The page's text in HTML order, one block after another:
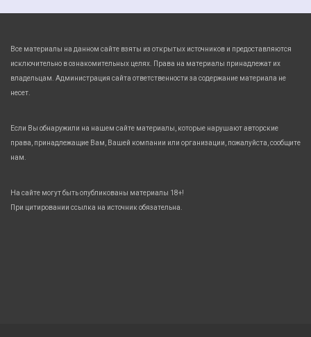
Все материалы на данном сайте взяты из открытых источников и предоставляются
исключительно в ознакомительных целях. Права на материалы принадлежат их
владельцам. Администрация сайта ответственности за содержание материала не
несет.
Если Вы обнаружили на нашем сайте материалы, которые нарушают авторские
права, принадлежащие Вам, Вашей компании или организации, пожалуйста, сообщите
нам.
На сайте могут быть опубликованы материалы 18+!
При цитировании ссылка на источник обязательна.